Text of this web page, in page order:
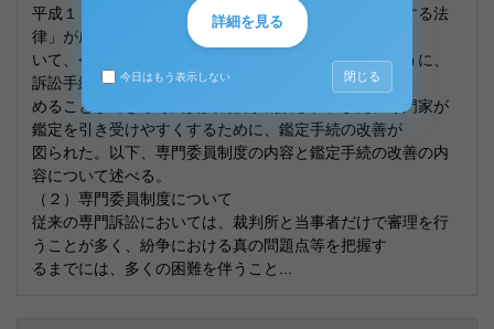
平成１５年７月９日に、「民事訴訟法等の一部を改正する法
律」が成立した。この法律においては、専門訴訟につ
いて、今まで以上に専門家の適切な協力を得られるように、
訴訟手続のすべての段階において専門家の関与を求
めることができる専門委員制度が創設され、また、専門家が
鑑定を引き受けやすくするために、鑑定手続の改善が
図られた。以下、専門委員制度の内容と鑑定手続の改善の内
容について述べる。
（２）専門委員制度について
従来の専門訴訟においては、裁判所と当事者だけで審理を行
うことが多く、紛争における真の問題点等を把握す
るまでには、多くの困難を伴うこと...
詳細を見る
今日はもう表示しない 閉じる